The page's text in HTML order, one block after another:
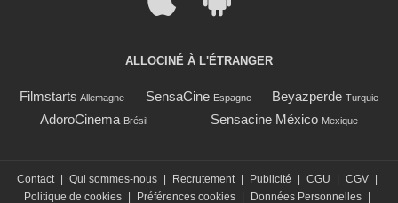
ALLOCINÉ À L'ÉTRANGER
Filmstarts Allemagne SensaCine Espagne Beyazperde Turquie
AdoroCinema Brésil Sensacine México Mexique
Contact | Qui sommes-nous | Recrutement | Publicité | CGU | CGV |
Politique de cookies | Préférences cookies | Données Personnelles |